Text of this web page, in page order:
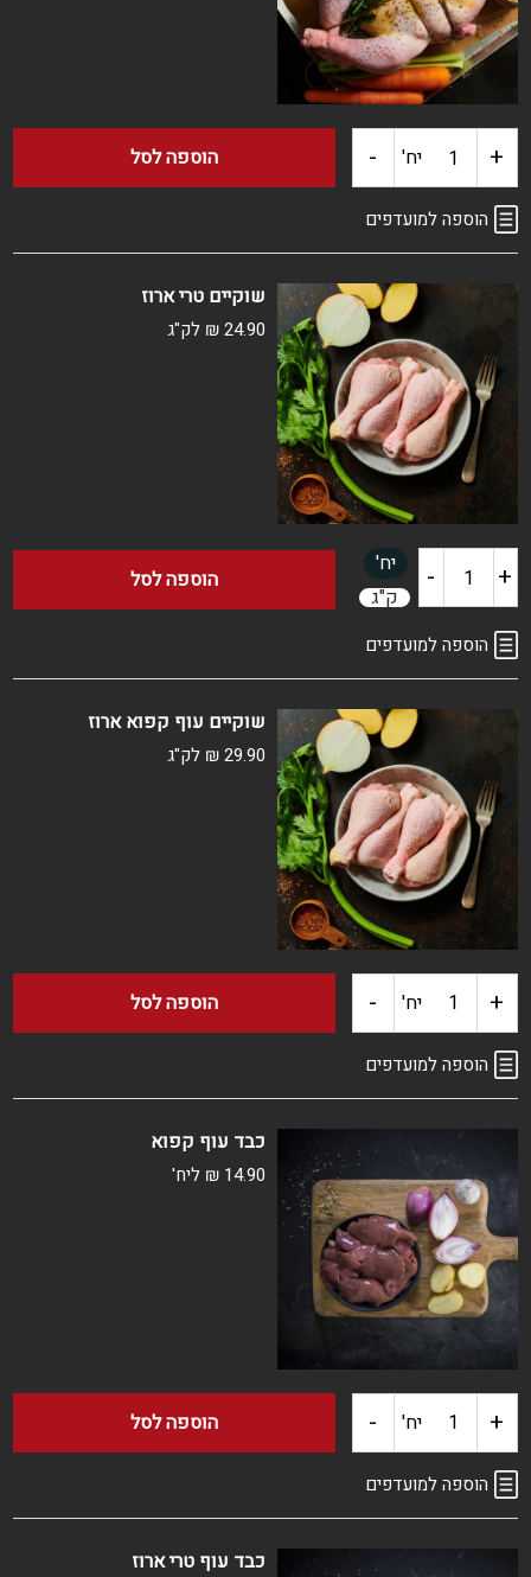
+ כמות
של
שלם
טרי
יח' - הוספה לסל
הוספה למועדפים
שוקיים טרי ארוז
₪24.90 לק"ג
+ כמות
טרי
ארוז
-
יח'
ק"ג
הוספה לסל
הוספה למועדפים
שוקיים עוף קפוא ארוז
₪29.90 לק"ג
+ כמות
של
עוף
קפוא
ארוז
יח' - הוספה לסל
הוספה למועדפים
כבד עוף קפוא
₪ 14.90 ליח'
+ כמות
של
יח' - הוספה לסל
הוספה למועדפים
כבד עוף טרי ארוז